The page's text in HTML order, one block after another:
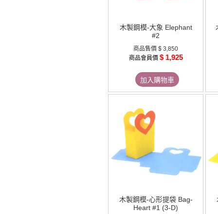
木製鋼模-大象 Elephant
#2
商品售價 $ 3,850
商品會員價 $ 1,925
加入購物車
木製鋼模-心形提袋 Bag-
Heart #1 (3-D)